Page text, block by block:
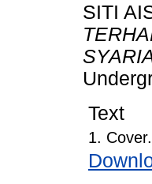
SITI
Text
1.